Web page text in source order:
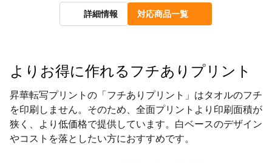
詳細情報 対応商品一覧
よりお得に作れるフチありプリント
昇華転写プリントの「フチありプリント」はタオルのフチ
を印刷しません。そのため、全面プリントより印刷面積が
狭く、より低価格で提供しています。白ベースのデザイン
やコストを落としたい方におすすめです。